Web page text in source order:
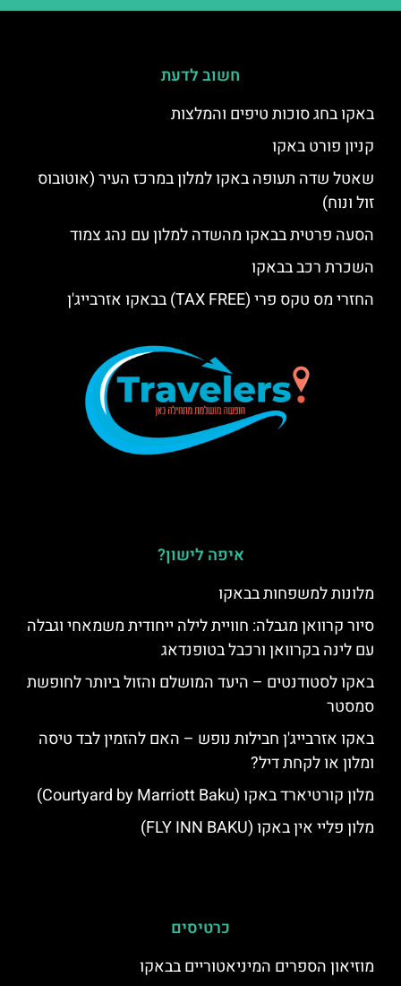
חשוב לדעת
באקו בחג סוכות טיפים והמלצות
קניון פורט באקו
שאטל שדה תעופה באקו למלון במרכז העיר (אוטובוס
זול ונוח)
הסעה פרטית בבאקו מהשדה למלון עם נהג צמוד
השכרת רכב בבאקו
החזרי מס טקס פרי (TAX FREE) בבאקו אזרבייג'ן
איפה לישון?
מלונות למשפחות בבאקו
סיור קרוואן מגבלה: חוויית לילה ייחודית משמאחי וגבלה
עם לינה בקרוואן ורכבל בטופנדאג
באקו לסטודנטים – היעד המושלם והזול ביותר לחופשת
סמסטר
באקו אזרבייג'ן חבילות נופש – האם להזמין לבד טיסה
ומלון או לקחת דיל?
מלון קורטיארד באקו (Courtyard by Marriott Baku)
מלון פליי אין באקו (FLY INN BAKU)
כרטיסים
מוזיאון הספרים המיניאטוריים בבאקו